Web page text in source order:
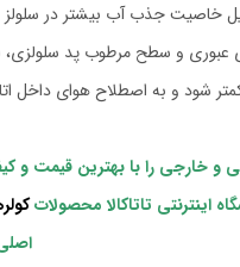
خاصیت جذب آب بیشتر در
و سطح مرطوب پد سلولزی،
شود و به اصطلاح هوای داخل
و خارجی را با بهترین قیمت
اینترنتی تاتاکالا محصولات